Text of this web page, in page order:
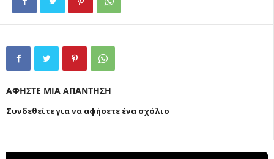
ΑΦΗΣΤΕ ΜΙΑ ΑΠΑΝΤΗΣΗ
Συνδεθείτε για να αφήσετε ένα σχόλιο